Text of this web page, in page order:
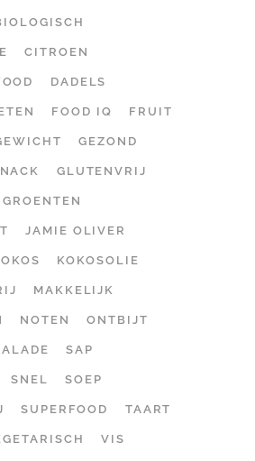
CITROEN
DADELS
FOOD IQ FRUIT
GEZOND
GLUTENVRIJ
GROENTEN
JAMIE OLIVER
KOKOSOLIE
MAKKELIJK
NOTEN ONTBIJT
SAP
SNEL SOEP
SUPERFOOD TAART
VIS